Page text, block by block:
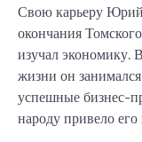
Свою карьеру
окончания
изучал экономику.
жизни он
успешные бизнес-
народу привело